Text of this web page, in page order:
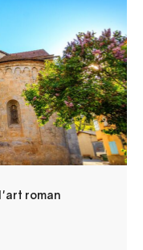
ouvre ses portes
dans un
provençal.
roman